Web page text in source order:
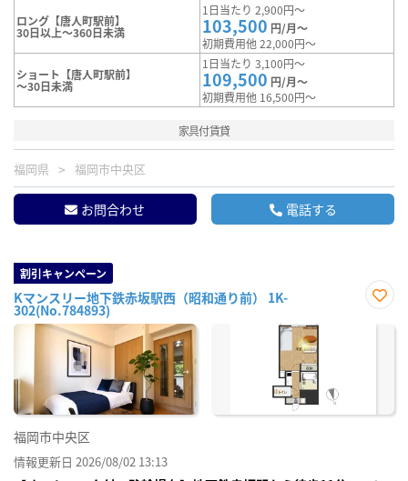
ロング【唐人町駅前】
30日以上～360日未満
1日当たり 2,900円～
103,500 円/月～
初期費用他 22,000円～
ショート【唐人町駅前】
～30日未満
1日当たり 3,100円～
109,500 円/月～
初期費用他 16,500円～
家具付賃貸
福岡県 福岡市中央区
お問合わせ 電話する
割引キャンペーン
Kマンスリー地下鉄赤坂駅西（昭和通り前） 1K-
302(No.784893)
に入
福岡市中央区
情報更新日 2026/08/02 13:13